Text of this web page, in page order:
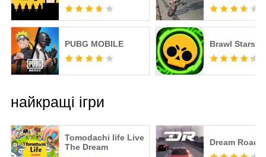
PUBG MOBILE Brawl Stars
найкращі ігри
Tomodachi life Live
The Dream
Dream Road: